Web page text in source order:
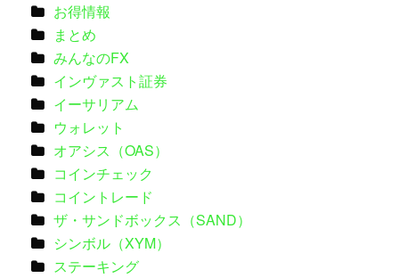
お得情報
まとめ
みんなのFX
インヴァスト証券
イーサリアム
ウォレット
オアシス（OAS）
コインチェック
コイントレード
ザ・サンドボックス（SAND）
シンボル（XYM）
ステーキング